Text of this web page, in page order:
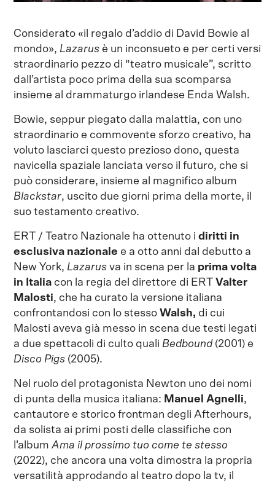
Considerato «il regalo d’addio di David Bowie al
mondo», Lazarus è un inconsueto e per certi versi
straordinario pezzo di “teatro musicale”, scritto
dall’artista poco prima della sua scomparsa
insieme al drammaturgo irlandese Enda Walsh.
Bowie, seppur piegato dalla malattia, con uno
straordinario e commovente sforzo creativo, ha
voluto lasciarci questo prezioso dono, questa
navicella spaziale lanciata verso il futuro, che si
può considerare, insieme al magnifico album
Blackstar, uscito due giorni prima della morte, il
suo testamento creativo.
ERT / Teatro Nazionale ha ottenuto idiritti in
esclusiva nazionale e a otto anni dal debutto a
New York, Lazarus va in scena per la prima volta
in Italia con la regia del direttore di ERTValter
Malosti, che ha curato la versione italiana
confrontandosi con lo stessoWalsh, di cui
Malosti aveva già messo in scena due testi legati
a due spettacoli di culto quali Bedbound (2001) e
Disco Pigs (2005).
Nel ruolo del protagonista Newton uno dei nomi
di punta della musica italiana: Manuel Agnelli,
cantautore e storico frontman degli Afterhours,
da solista ai primi posti delle classifiche con
l’albumAma il prossimo tuo come te stesso
(2022), che ancora una volta dimostra la propria
versatilità approdando al teatro dopo la tv, il